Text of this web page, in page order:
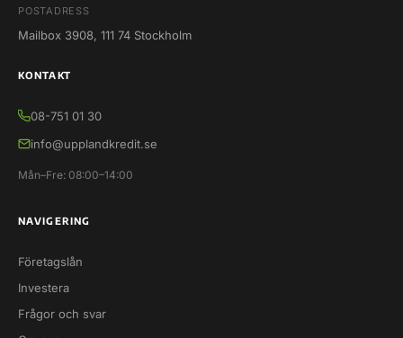
POSTADRESS
Mailbox 3908, 111 74 Stockholm
KONTAKT
08-751 01 30
info@upplandkredit.se
Mån–Fre: 08:00–14:00
NAVIGERING
Företagslån
Investera
Frågor och svar